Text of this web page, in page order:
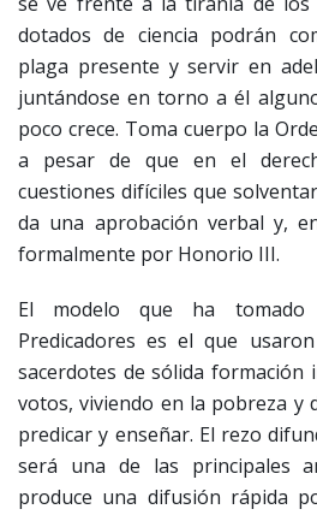
dotados de ciencia podrán
plaga presente y servir en
juntándose en torno a él
poco crece. Toma cuerpo la
a pesar de que en el
cuestiones difíciles que
da una aprobación verbal y,
formalmente por Honorio III.
El modelo que ha tomado
Predicadores es el que
sacerdotes de sólida formación
votos, viviendo en la pobreza y
predicar y enseñar. El rezo
será una de las principales
produce una difusión rápida